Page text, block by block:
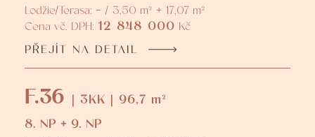
Lodžie/Terasa: - / 3,50 m² + 17,07 m²
Cena vč. DPH: 12 848 000 Kč
PŘEJÍT NA DETAIL
F.36 | 3KK | 96,7 m²
8. NP + 9. NP